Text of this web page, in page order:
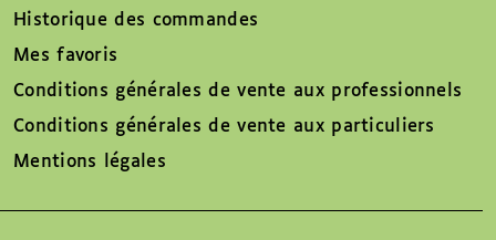
Historique des commandes
Mes favoris
Conditions générales de vente aux professionnels
Conditions générales de vente aux particuliers
Mentions légales